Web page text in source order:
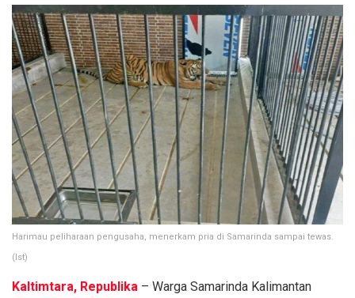
Harimau peliharaan pengusaha, menerkam pria di Samarinda sampai tewas.
(Ist)
Kaltimtara, Republika – Warga Samarinda Kalimantan